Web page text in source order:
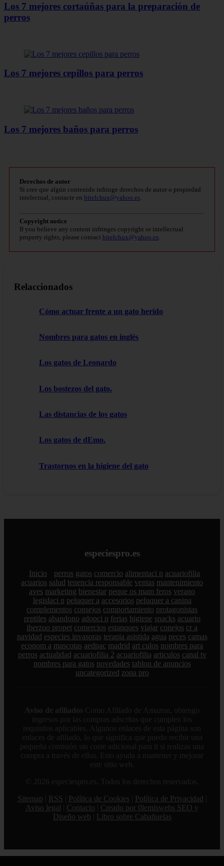
Los 7 mejores cortaúñas para la preparación de
perros
Los 7 mejores cepillos para perros
Los 7 mejores baños para perros
Derechos de autor
Si cree que algún contenido infringe derechos de autor o propiedad
intelectual, contacte en bitelchux@yahoo.es.
Copyright notice
If you believe any content infringes copyright or intellectual
property rights, please contact bitelchux@yahoo.es.
Relaccionados
Cómo actuar frente a un gato herido
Nombres para gatos en inglés
Los gatos de Leonardo
Los bostezos del gato.
Las distancias de los gatos
Los gatos de dEmo.
Trastornos en la higiene del gato
especiespro.es
Inicio perros gatos comercio alimentaci n acuariofilia
acuarios salud tenencia responsable ventas mantenimiento
aves marketing bienestar peque os mam feros verano
legislaci n peluquer a accesorios peluquer a canina
complementos consejos comportamiento protagonistas
reptiles abandono adopci n ferias higiene snacks acuario
iberzoo propet comercios estanques viajar conejos cr a
navidad especies invasoras terapia asistida agua peces camas
econom a mascotas aedpac madrid art culos nombres para
perros actualidad acuariofilia 2 acuariofilia articulos canal tv
nombres para gatos novedades tablon de anuncios
uncategorized zona pro
Aviso de afiliados Como Afiliado de Amazon, obtengo
ingresos por las compras adscritas que cumplen los
requisitos aplicables. Algunos enlaces de esta página son
enlaces de afiliado, lo que significa que puedo recibir una
pequeña comisión sin coste adicional para ti si realizas una
compra a través de ellos. Esto ayuda a mantener y mejorar
este sitio web.
© 2026 especiespro.es. Todos los derechos reservados.
Sitemap
RSS Política de Cookies Política de Privacidad
Aviso legal
Contacto
Creado por 0lemiswebs SEO y
Diseño web
Libro sobre Cabañuelas